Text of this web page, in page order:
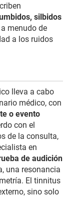
silbidos
menudo de
a los ruidos
lleva a cabo
médico, con
o evento
con el
de la consulta,
en
de audición
una resonancia
El tinnitus
sino solo